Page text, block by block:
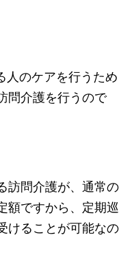
人のケアを行うため
問介護を行うので
訪問介護が、通常の
額ですから、定期巡
けることが可能なの